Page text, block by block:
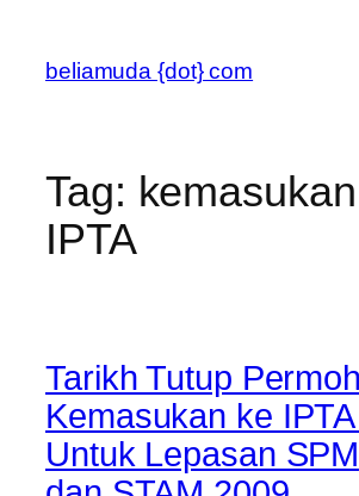
content
beliamuda {dot} com
Tag:
IPTA
Tarikh Tutup
Kemasukan ke
Untuk Lepasan